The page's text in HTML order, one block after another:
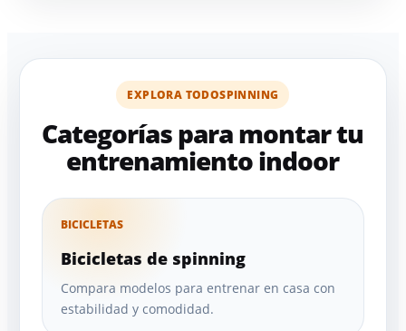
EXPLORA TODOSPINNING
Categorías para montar tu
entrenamiento indoor
BICICLETAS
Bicicletas de spinning
Compara modelos para entrenar en casa con
estabilidad y comodidad.